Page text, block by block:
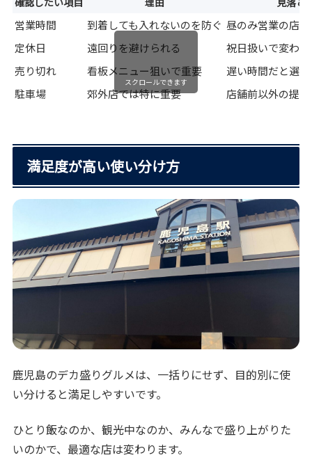
営業時間 到着しても入れないのを防ぐ 昼のみ営業の店
定休日
遠回りを避けられる
祝日扱いで変わ
売り切れ
看板メニュー狙いで重要
遅い時間だと選
駐車場
郊外店では特に重要 店舗前以外の提
スクロールできます
満足度が高い使い分け方
鹿児島のデカ盛りグルメは、一括りにせず、目的別に使
い分けると満足しやすいです。
ひとり飯なのか、観光中なのか、みんなで盛り上がりた
いのかで、最適な店は変わります。